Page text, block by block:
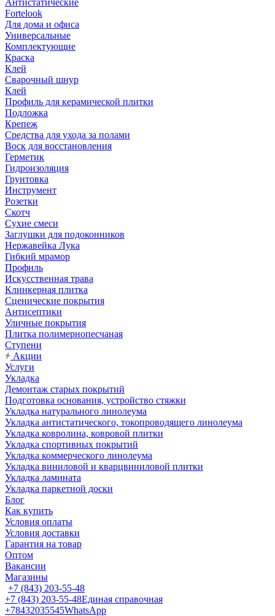
Антистатические
Fortelook
Для дома и офиса
Универсальные
Комплектующие
Краска
Клей
Сварочный шнур
Клей
Профиль для керамической плитки
Подложка
Крепеж
Средства для ухода за полами
Воск для восстановления
Герметик
Гидроизоляция
Грунтовка
Инструмент
Розетки
Скотч
Сухие смеси
Заглушки для подоконников
Нержавейка Лука
Гибкий мрамор
Профиль
Искусственная трава
Клинкерная плитка
Сценические покрытия
Антисептики
Уличные покрытия
Плитка полимернопесчаная
Ступени
Акции
Услуги
Укладка
Демонтаж старых покрытий
Подготовка основания, устройство стяжки
Укладка натурального линолеума
Укладка антистатического, токопроводящего линолеума
Укладка ковролина, ковровой плитки
Укладка спортивных покрытий
Укладка коммерческого линолеума
Укладка виниловой и кварцвиниловой плитки
Укладка ламината
Укладка паркетной доски
Блог
Как купить
Условия оплаты
Условия доставки
Гарантия на товар
Оптом
Вакансии
Магазины
+7 (843) 203-55-48
+7 (843) 203-55-48Единая справочная
+78432035545WhatsApp